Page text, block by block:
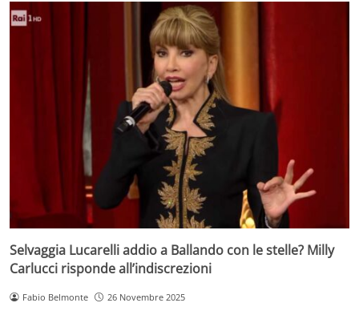
Selvaggia Lucarelli addio a Ballando con le stelle? Milly
Carlucci risponde all’indiscrezioni
Fabio Belmonte 26 Novembre 2025